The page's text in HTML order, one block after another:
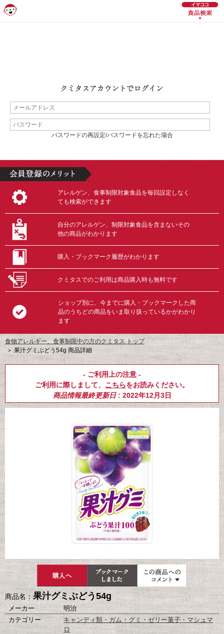
パスワードの再設定/パスワードを忘れた場合
アレルゲン、食事制限対象食品を毎回設定しなく
ても検索ができます
自分のアレルゲン、制限対象食品を含まないその
他の商品がわかります
購入・ブックマーク履歴がわかります
クミタスでのご利用は商品購入時も無料です
ショップ別に、今までに購入・ブックマークした商
品のうちどの商品をいま取り扱っているかがわかり
ます
食物アレルギー、食事制限中の方のクミタス トップ
＞果汁グミぶどう54g 商品詳細
- ご利用上の注意 -
ご利用に際しまして、 こちらをお読みください。
商品情報最終更新日: 2022年12月3日
商品名：果汁グミぶどう54g
メーカー
明治
カテゴリー
キャンディ類・ガム・グミ・ゼリー菓子・マシュマ
ロ